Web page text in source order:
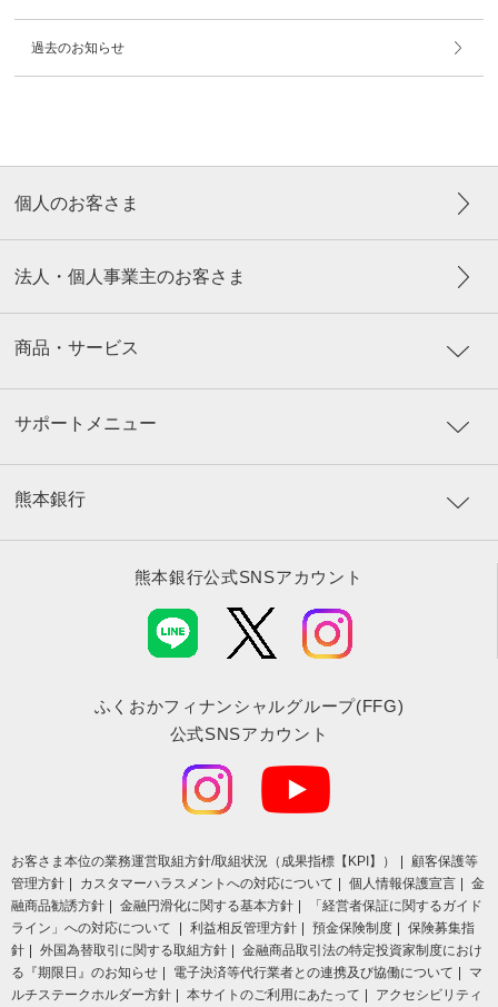
過去のお知らせ
個人のお客さま
法人・個人事業主のお客さま
商品・サービス
サポートメニュー
熊本銀行
熊本銀行公式SNSアカウント
ふくおかフィナンシャルグループ(FFG)
公式SNSアカウント
お客さま本位の業務運営取組⽅針/取組状況（成果指標【KPI】）
顧客保護等
管理方針
カスタマーハラスメントへの対応について 個人情報保護宣言
金
融商品勧誘方針
金融円滑化に関する基本方針
「経営者保証に関するガイド
ライン」への対応について
利益相反管理方針 預金保険制度
保険募集指
針
外国為替取引に関する取組方針
金融商品取引法の特定投資家制度におけ
る『期限日』のお知らせ
電子決済等代行業者との連携及び協働について
マ
ルチステークホルダー方針
本サイトのご利用にあたって アクセシビリティ